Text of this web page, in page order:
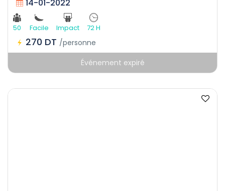
14-01-2022
50 Facile Impact 72 H
270 DT /personne
Événement expiré